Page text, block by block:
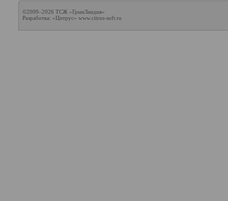
©2009–2026 ТСЖ «ГринЛандия»
Разработка: «Цитрус» www.citrus-soft.ru